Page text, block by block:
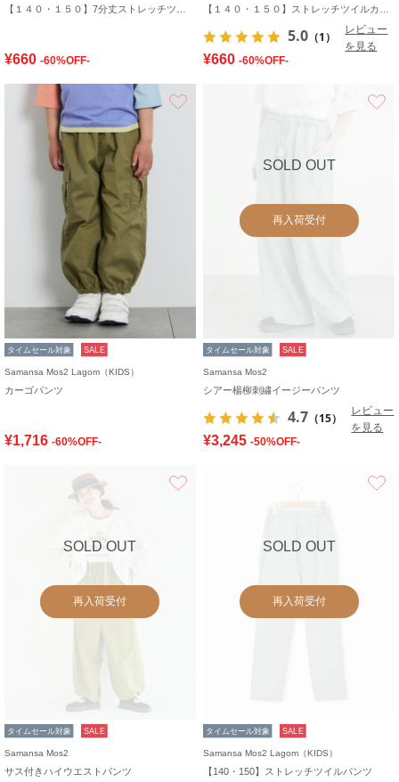
¥660 -60%OFF-
5.0 （1）
レビュー
を見る
¥660 -60%OFF-
タイムセール対象 SALE
Samansa Mos2 Lagom（KIDS）
カーゴパンツ
¥1,716 -60%OFF-
SOLD OUT
再入荷受付
タイムセール対象 SALE
Samansa Mos2
シアー楊柳刺繍イージーパンツ
4.7 （15）
レビュー
を見る
¥3,245 -50%OFF-
SOLD OUT
再入荷受付
タイムセール対象 SALE
Samansa Mos2
サス付きハイウエストパンツ
SOLD OUT
再入荷受付
タイムセール対象 SALE
Samansa Mos2 Lagom（KIDS）
【140・150】ストレッチツイルパンツ